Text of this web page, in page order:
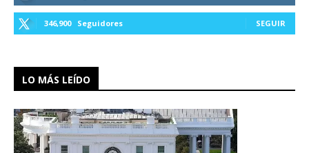
346,900 Seguidores SEGUIR
LO MÁS LEÍDO